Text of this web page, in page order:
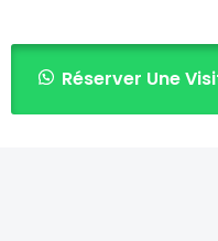
Réserver Une